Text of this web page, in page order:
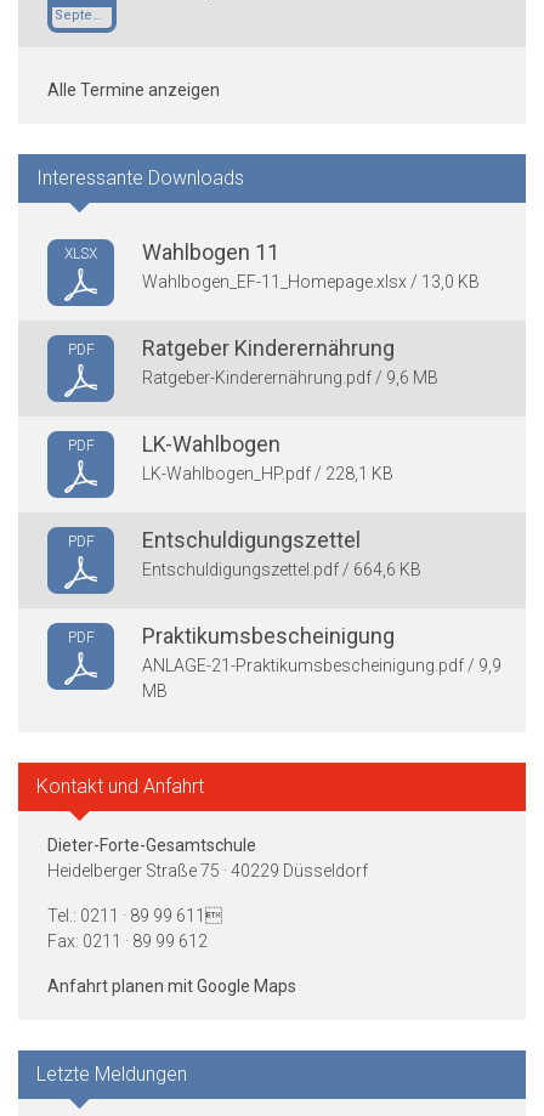
Alle Termine anzeigen
Interessante Downloads
XLSX Wahlbogen 11
Wahlbogen_EF-11_Homepage.xlsx / 13,0 KB
PDF Ratgeber Kinderernährung
Ratgeber-Kinderernährung.pdf / 9,6 MB
PDF LK-Wahlbogen
LK-Wahlbogen_HP.pdf / 228,1 KB
PDF Entschuldigungszettel
Entschuldigungszettel.pdf / 664,6 KB
PDF Praktikumsbescheinigung
ANLAGE-21-Praktikumsbescheinigung.pdf / 9,9
MB
Kontakt und Anfahrt
Dieter-Forte-Gesamtschule
Heidelberger Straße 75 · 40229 Düsseldorf
Tel.: 0211 · 89 99 611
Fax: 0211 · 89 99 612
Anfahrt planen mit Google Maps
Letzte Meldungen